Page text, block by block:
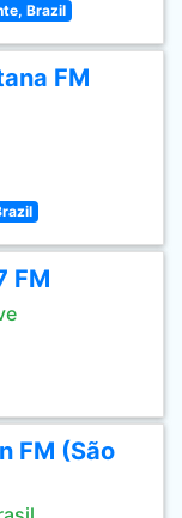
Brazil
FM
FM
FM (São